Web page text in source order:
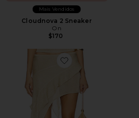
Mais Vendidos
Cloudnova 2 Sneaker
On
$170
Favorite Palisades Mini Skirt